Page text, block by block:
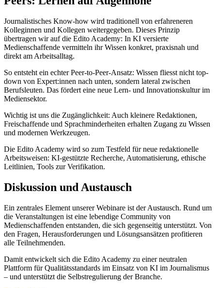
Journalistisches Know-how wird traditionell von erfahreneren
Kolleginnen und Kollegen weitergegeben. Dieses Prinzip
übertragen wir auf die Edito Academy: In KI versierte
Medienschaffende vermitteln ihr Wissen konkret, praxisnah und
direkt am Arbeitsalltag.
So entsteht ein echter Peer-to-Peer-Ansatz: Wissen fliesst nicht top-
down von Expert:innen nach unten, sondern lateral zwischen
Berufsleuten. Das fördert eine neue Lern- und Innovationskultur im
Mediensektor.
Wichtig ist uns die Zugänglichkeit: Auch kleinere Redaktionen,
Freischaffende und Sprachminderheiten erhalten Zugang zu Wissen
und modernen Werkzeugen.
Die Edito Academy wird so zum Testfeld für neue redaktionelle
Arbeitsweisen: KI-gestützte Recherche, Automatisierung, ethische
Leitlinien, Tools zur Verifikation.
Diskussion und Austausch
Ein zentrales Element unserer Webinare ist der Austausch. Rund um
die Veranstaltungen ist eine lebendige Community von
Medienschaffenden entstanden, die sich gegenseitig unterstützt. Von
den Fragen, Herausforderungen und Lösungsansätzen profitieren
alle Teilnehmenden.
Damit entwickelt sich die Edito Academy zu einer neutralen
Plattform für Qualitätsstandards im Einsatz von KI im Journalismus
– und unterstützt die Selbstregulierung der Branche.